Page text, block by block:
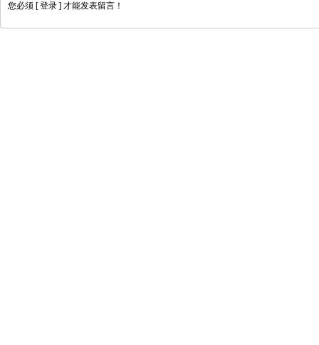
您必须 [ 登录 ] 才能发表留言！